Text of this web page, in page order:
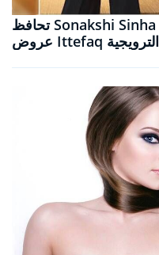
تحافظ Sonakshi Sinha على ارتفاع معدل أسلوبها خلال
عروض Ittefaq الترويجية